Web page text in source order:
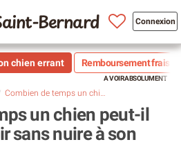
Bernard Connexion
chien errant Remboursement frais
Combien de temps un chien peut-il rester sans sortir sans nuire à son bien-être ?
un chien peut-il
sans nuire à son